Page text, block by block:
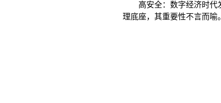
高安全：数字经济时代发
理底座，其重要性不言而喻。